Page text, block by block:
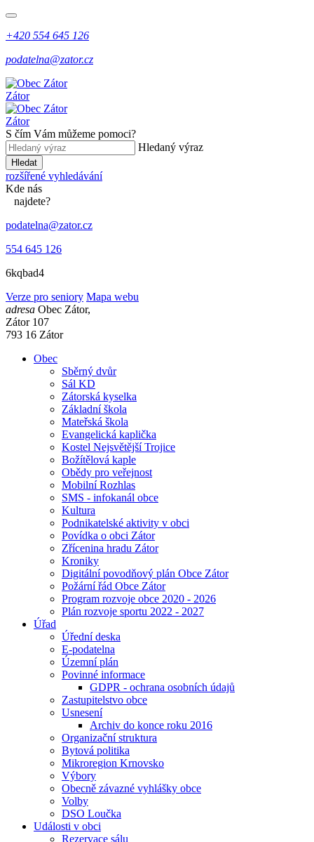
+420 554 645 126
podatelna@zator.cz
Zátor
Zátor
S čím Vám můžeme pomoci?
Hledaný výraz
Hledat
rozšířené vyhledávání
Kde nás
najdete?
podatelna@zator.cz
554 645 126
6kqbad4
Verze pro seniory Mapa webu
adresa Obec Zátor,
Zátor 107
793 16 Zátor
Obec
Sběrný dvůr
Sál KD
Zátorská kyselka
Základní škola
Mateřská škola
Evangelická kaplička
Kostel Nejsvětější Trojice
Božítělová kaple
Obědy pro veřejnost
Mobilní Rozhlas
SMS - infokanál obce
Kultura
Podnikatelské aktivity v obci
Povídka o obci Zátor
Zřícenina hradu Zátor
Kroniky
Digitální povodňový plán Obce Zátor
Požární řád Obce Zátor
Program rozvoje obce 2020 - 2026
Plán rozvoje sportu 2022 - 2027
Úřad
Úřední deska
E-podatelna
Územní plán
Povinné informace
GDPR - ochrana osobních údajů
Zastupitelstvo obce
Usnesení
Archiv do konce roku 2016
Organizační struktura
Bytová politika
Mikroregion Krnovsko
Výbory
Obecně závazné vyhlášky obce
Volby
DSO Loučka
Události v obci
Rezervace sálu